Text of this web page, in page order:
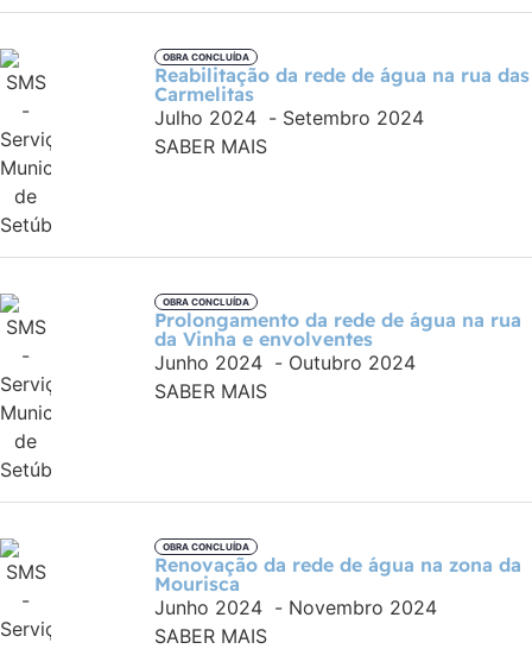
OBRA CONCLUÍDA
Reabilitação da rede de água na rua das
Carmelitas
Julho 2024 - Setembro 2024
SABER MAIS
OBRA CONCLUÍDA
Prolongamento da rede de água na rua
da Vinha e envolventes
Junho 2024 - Outubro 2024
SABER MAIS
OBRA CONCLUÍDA
Renovação da rede de água na zona da
Mourisca
Junho 2024 - Novembro 2024
SABER MAIS